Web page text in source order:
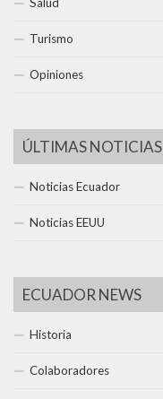
Salud
Turismo
Opiniones
ÚLTIMAS NOTICIAS
Noticias Ecuador
Noticias EEUU
ECUADOR NEWS
Historia
Colaboradores